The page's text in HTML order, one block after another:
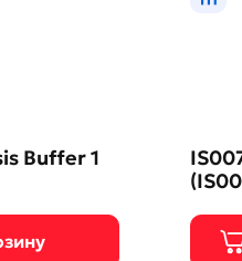
Buffer 1